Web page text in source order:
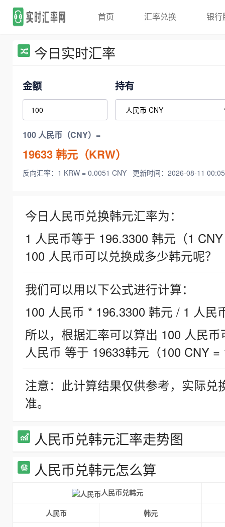
首页 汇率兑换 银行
今日实时汇率
金额 持有
100 人民币（CNY）=
19633韩元（KRW）
反向汇率：1 KRW = 0.0051 CNY 更新时间：2026-08-11
今日人民币兑换韩元汇率为：
1 人民币等于 196.3300 韩元（1
100 人民币可以兑换成多少韩元呢？
我们可以用以下公式进行计算：
100 人民币 * 196.3300 韩元 / 1 人民
所以，根据汇率可以算出 100 人民
人民币 等于 19633韩元（100 CNY =
注意：此计算结果仅供参考，实际
准。
人民币兑韩元汇率走势图
人民币兑韩元怎么算
人民币兑韩元
人民币
韩元